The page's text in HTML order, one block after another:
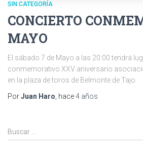
SIN CATEGORÍA
CONCIERTO
MAYO
El sábado 7 de Mayo a las 20:00 tendrá
conmemorativo XXV aniversario
en la plaza de toros de Belmonte de Tajo.
PorJuan Haro, hace4 años
B
u
Buscar …